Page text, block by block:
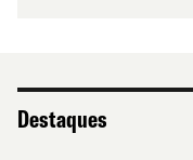
Destaques